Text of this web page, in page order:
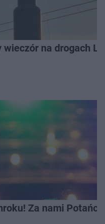
na drogach
Za nami